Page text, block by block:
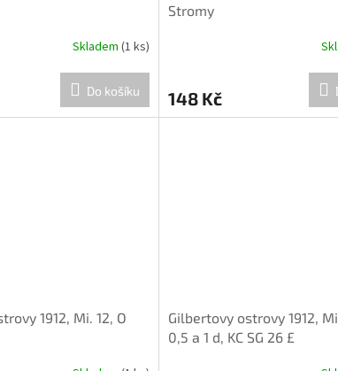
Skladem (1 ks)
Do košíku
Stromy
148 Kč
1912, Mi. 12, O
Gilbertovy ostrovy 1912,
0,5 a 1 d, KC SG 26 £